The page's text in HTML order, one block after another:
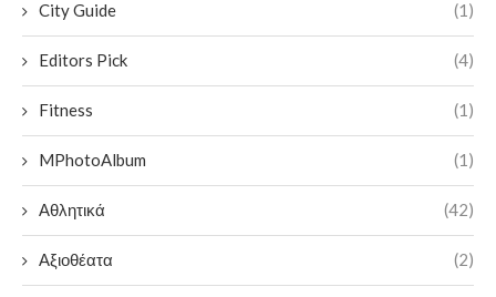
City Guide (1)
Editors Pick (4)
Fitness (1)
MPhotoAlbum (1)
Αθλητικά (42)
Αξιοθέατα (2)